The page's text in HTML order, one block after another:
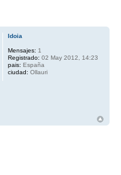
Idoia
Mensajes: 1
Registrado: 02 May 2012, 14:23
pais: España
ciudad: Ollauri